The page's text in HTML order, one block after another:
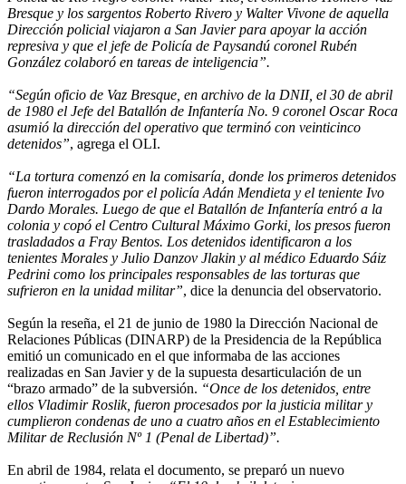
Bresque y los sargentos Roberto Rivero y Walter Vivone de aquella
Dirección policial viajaron a San Javier para apoyar la acción
represiva y que el jefe de Policía de Paysandú coronel Rubén
González colaboró en tareas de inteligencia”.
“Según oficio de Vaz Bresque, en archivo de la DNII, el 30 de abril
de 1980 el Jefe del Batallón de Infantería No. 9 coronel Oscar Roca
asumió la dirección del operativo que terminó con veinticinco
detenidos”, agrega el OLI.
“La tortura comenzó en la comisaría, donde los primeros detenidos
fueron interrogados por el policía Adán Mendieta y el teniente Ivo
Dardo Morales. Luego de que el Batallón de Infantería entró a la
colonia y copó el Centro Cultural Máximo Gorki, los presos fueron
trasladados a Fray Bentos. Los detenidos identificaron a los
tenientes Morales y Julio Danzov Jlakin y al médico Eduardo Sáiz
Pedrini como los principales responsables de las torturas que
sufrieron en la unidad militar”, dice la denuncia del observatorio.
Según la reseña, el 21 de junio de 1980 la Dirección Nacional de
Relaciones Públicas (DINARP) de la Presidencia de la República
emitió un comunicado en el que informaba de las acciones
realizadas en San Javier y de la supuesta desarticulación de un
“brazo armado” de la subversión. “Once de los detenidos, entre
ellos Vladimir Roslik, fueron procesados por la justicia militar y
cumplieron condenas de uno a cuatro años en el Establecimiento
Militar de Reclusión Nº 1 (Penal de Libertad)”.
En abril de 1984, relata el documento, se preparó un nuevo